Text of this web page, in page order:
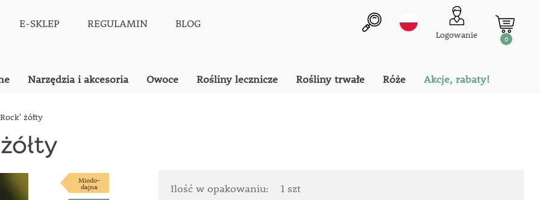
E-SKLEP REGULAMIN BLOG
Logowanie 0
Narzędzia i akcesoria Owoce Rośliny lecznicze Rośliny trwałe Róże Akcje, rabaty!
żółty
Miodo-
dajna Ilość w opakowaniu:
1 szt